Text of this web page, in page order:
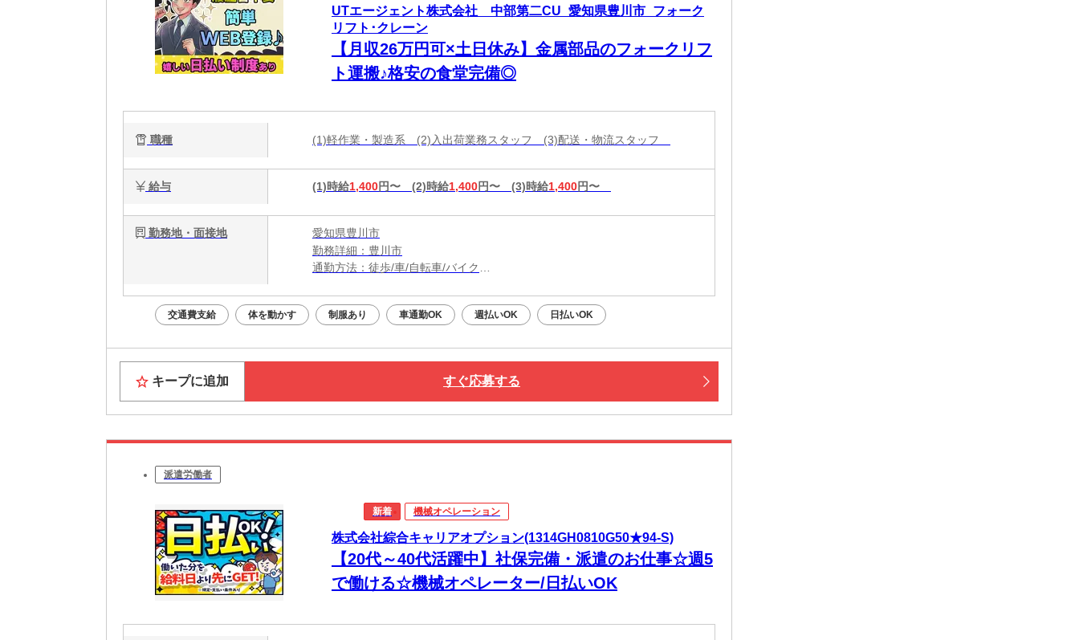
UTエージェント株式会社 中部第二CU_愛知県豊川市_フォーク
リフト･クレーン
【月収26万円可×土日休み】金属部品のフォークリフ
ト運搬♪格安の食堂完備◎
職種 (1)軽作業・製造系 (2)入出荷業務スタッフ (3)配送・物流スタッフ
給与 (1)時給1,400円〜 (2)時給1,400円〜 (3)時給1,400円〜
勤務地・面接地
愛知県豊川市
勤務詳細：豊川市
通勤方法：徒歩/車/自転車/バイク
※構内の（無料）駐車場利用OK
交通費支給 体を動かす 制服あり 車通勤OK 週払いOK 日払いOK
キープに追加 すぐ応募する
派遣労働者
新着 機械オペレーション
株式会社綜合キャリアオプション(1314GH0810G50★94-S)
【20代～40代活躍中】社保完備・派遣のお仕事☆週5
で働ける☆機械オペレーター/日払いOK